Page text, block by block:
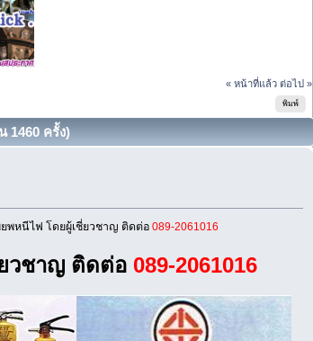
« หน้าที่แล้ว ต่อไป »
พิมพ์
1460 ครั้ง)
พหนีไฟ โดยผู้เชี่ยวชาญ ติดต่อ089-2061016
วชาญ ติดต่อ 089-2061016